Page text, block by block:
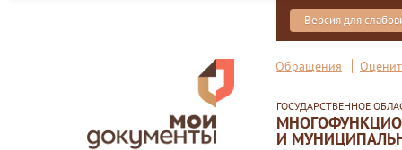
Версия для
Обращения
ГОСУДАРСТВЕННОЕ
И